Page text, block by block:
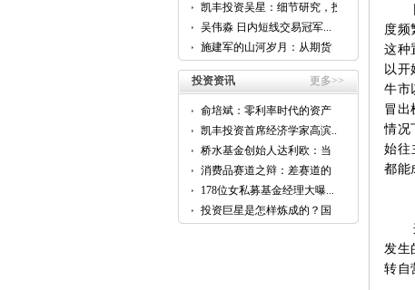
凯丰投资吴星：细节研究，投
资...
吴伟淼 日内短线交易冠军...
施建军的山河岁月：从期货
到...
投资资讯
更多>>
俞培斌：零利率时代的资产
配...
凯丰投资首席经济学家高滨...
桥水基金创始人达利欧：当
前...
消费品赛道之辩：差赛道的
好...
178位女私募基金经理大曝...
投资巨星是怎样炼成的？国
内...
度频
这种
以开
牛市
冒出
情况
始往
都能
发生
转自